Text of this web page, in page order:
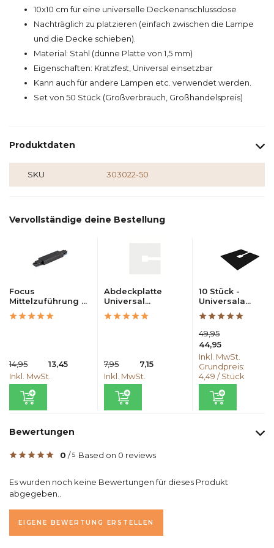
10x10 cm für eine universelle Deckenanschlussdose
Nachträglich zu platzieren (einfach zwischen die Lampe
und die Decke schieben).
Material: Stahl (dünne Platte von 1,5 mm)
Eigenschaften: Kratzfest, Universal einsetzbar
Kann auch für andere Lampen etc. verwendet werden.
Set von 50 Stück (Großverbrauch, Großhandelspreis)
Produktdaten
SKU 303022-50
Vervollständige deine Bestellung
Focus
Mittelzuführung ...
14,95
13,45
Inkl. MwSt.
Abdeckplatte
Universal...
7,95
7,15
Inkl. MwSt.
10 Stück -
Universala...
49,95
44,95
Inkl. MwSt.
Grundpreis:
4,49 /Stück
Bewertungen
0 /5 Based on 0 reviews
Es wurden noch keine Bewertungen für dieses Produkt
abgegeben..
EIGENE BEWERTUNG ERSTELLEN